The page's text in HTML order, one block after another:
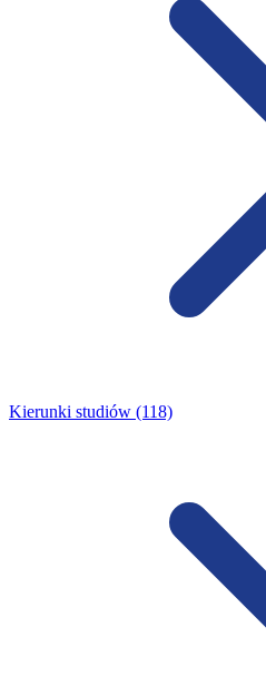
Kierunki studiów (118)